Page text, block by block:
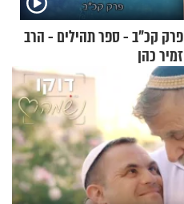
פרק קכ"ב - ספר תהילים - הרב
זמיר כהן